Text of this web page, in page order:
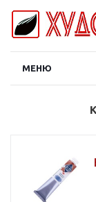
МЕНЮ